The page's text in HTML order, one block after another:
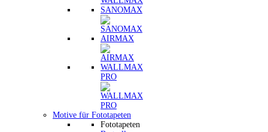
SANOMAX
AIRMAX
WALLMAX
PRO
Motive für Fototapeten
Fototapeten